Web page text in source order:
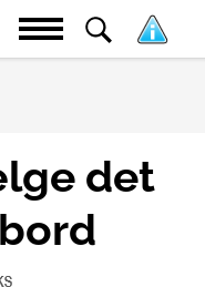
det